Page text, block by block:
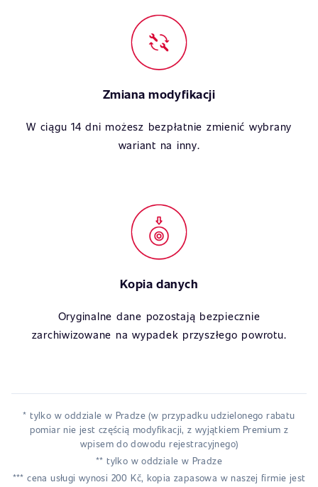
Zmiana modyfikacji
W ciągu 14 dni możesz bezpłatnie zmienić wybrany
wariant na inny.
Kopia danych
Oryginalne dane pozostają bezpiecznie
zarchiwizowane na wypadek przyszłego powrotu.
* tylko w oddziale w Pradze (w przypadku udzielonego rabatu
pomiar nie jest częścią modyfikacji, z wyjątkiem Premium z
wpisem do dowodu rejestracyjnego)
** tylko w oddziale w Pradze
*** cena usługi wynosi 200 Kč, kopia zapasowa w naszej firmie jest